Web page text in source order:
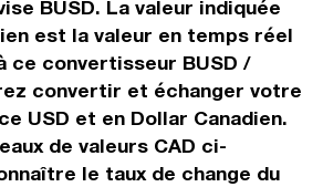
BUSD. La valeur indiquée
est la valeur en temps réel
ce convertisseur BUSD /
convertir et échanger votre
USD et en Dollar Canadien.
de valeurs CAD ci-
le taux de change du